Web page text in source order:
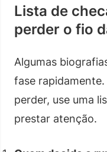
Lista de
perder o fio
Algumas
fase
perder, use uma
prestar atenção.